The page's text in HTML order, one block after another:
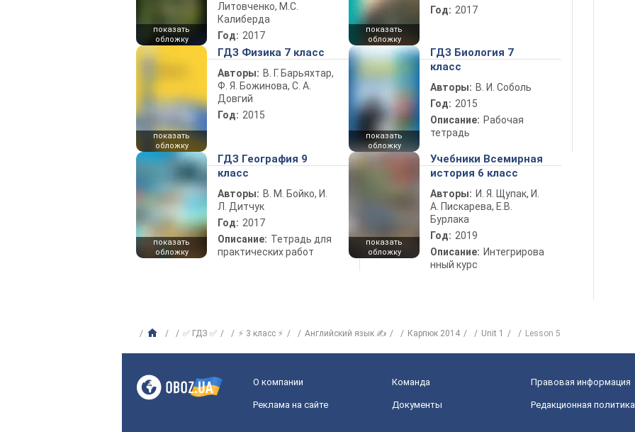
показать
обложку
Литовченко, М.С.
Калиберда
Год: 2017
показать
обложку
Год: 2017
показать
обложку
ГДЗ Физика 7 класс
Авторы: В. Г. Барьяхтар,
Ф. Я. Божинова, С. А.
Довгий
Год: 2015
показать
обложку
ГДЗ Биология 7
класс
Авторы: В. И. Соболь
Год: 2015
Описание: Рабочая
тетрадь
показать
обложку
ГДЗ География 9
класс
Авторы: В. М. Бойко, И.
Л. Дитчук
Год: 2017
Описание: Тетрадь для
практических работ
показать
обложку
Учебники Всемирная
история 6 класс
Авторы: И. Я. Щупак, И.
А. Пискарева, Е.В.
Бурлака
Год: 2019
Описание: Интегрирова
нный курс
✅ ГДЗ ✅ ⚡ 3 класс ⚡ Английский язык ✍ Карпюк 2014 Unit 1 Lesson 5
О компании Команда Правовая информация
Реклама на сайте Документы Редакционная политика